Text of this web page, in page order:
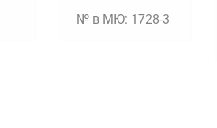
№ в МЮ: 1728-3